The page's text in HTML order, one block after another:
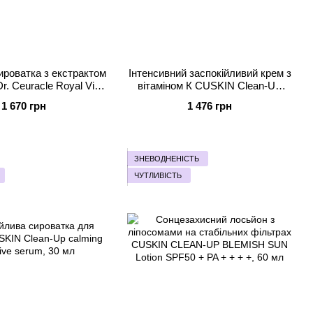
з екстрактом
Ceuracle Royal Vita
1 670 грн
Інтенсивний заспокійливий крем з
вітаміном К CUSKIN Clean-UP
1 476 грн
ЗНЕВОДНЕНІСТЬ
ЧУТЛИВІСТЬ